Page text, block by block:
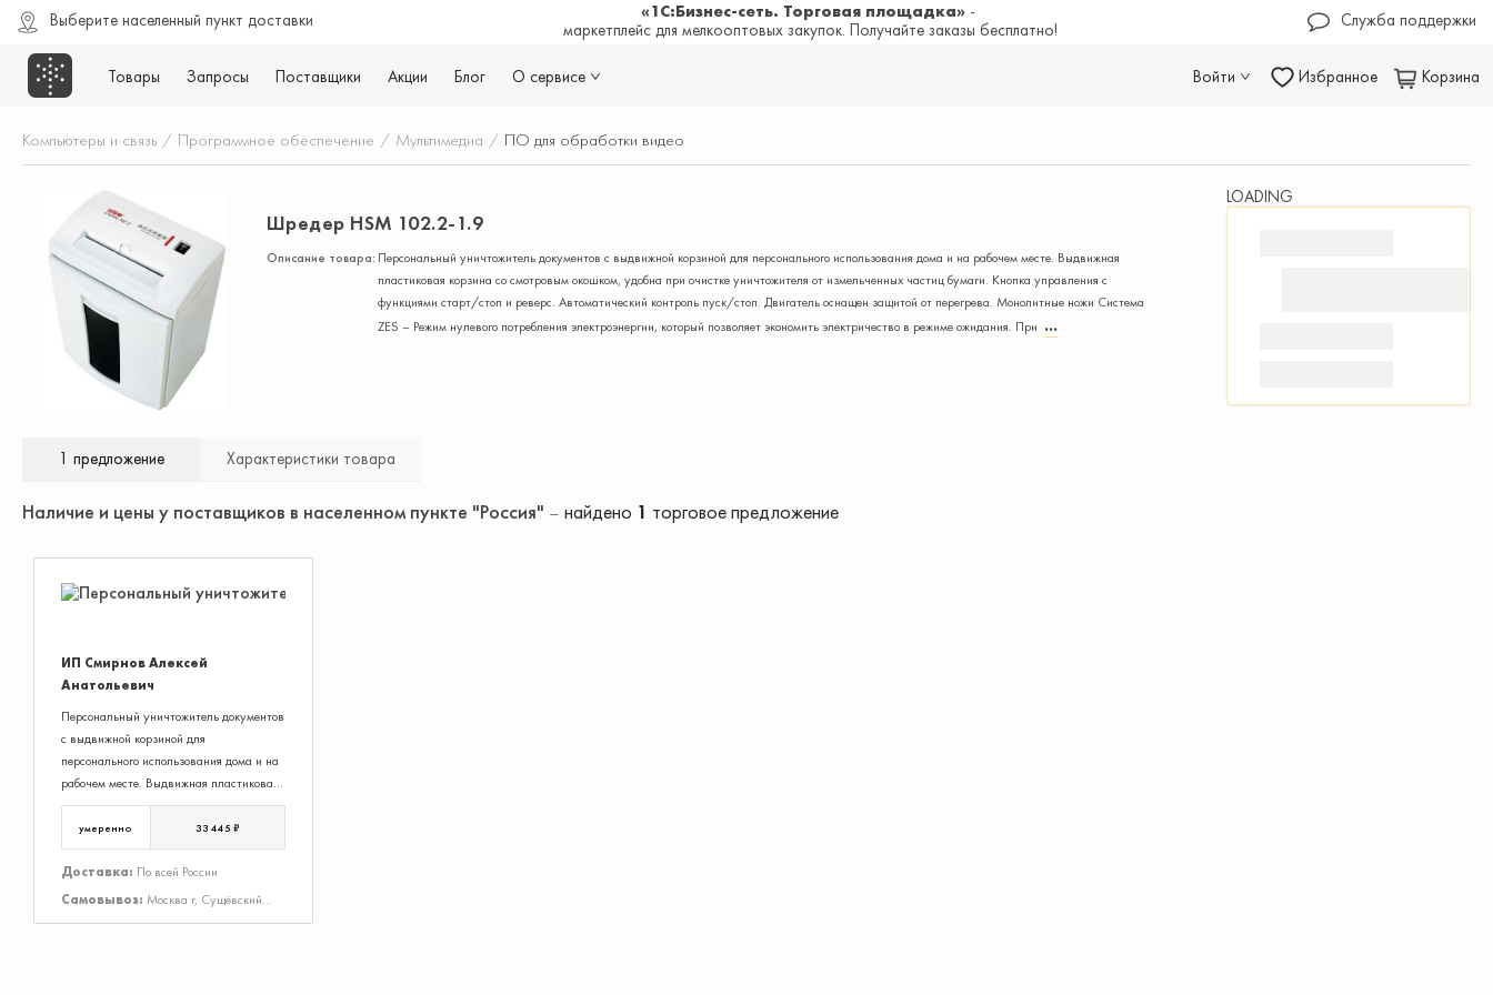
Выберите населенный пункт доставки «1С:Бизнес-сеть. Торговая площадка» -
маркетплейс для мелкооптовых закупок. Получайте заказы бесплатно!
Служба поддержки
Товары Запросы Поставщики Акции Блог О сервисе Войти Избранное Корзина
Компьютеры и связь / Программное обеспечение / Мультимедиа / ПО для обработки видео
Шредер HSM 102.2-1.9
Описание товара: Персональный уничтожитель документов с выдвижной корзиной для персонального использования дома и на рабочем месте. Выдвижная
пластиковая корзина со смотровым окошком, удобна при очистке уничтожителя от измельченных частиц бумаги. Кнопка управления с
функциями старт/стоп и реверс. Автоматический контроль пуск/стоп. Двигатель оснащен защитой от перегрева. Монолитные ножи Система
ZES – Режим нулевого потребления электроэнергии, который позволяет экономить электричество в режиме ожидания. При
1 предложение Характеристики товара
Наличие и цены у поставщиков в населенном пункте "Россия" найдено 1 торговое предложение
ИП Смирнов Алексей
Анатольевич
Персональный уничтожитель документов
с выдвижной корзиной для
персонального использования дома и на
рабочем месте. Выдвижная пластиковая
корзина со смотровым окошком, удобна
при очистке уничтожителя от
измельченных частиц бумаги. Кнопка
управления с функциями старт/стоп и
реверс. Автоматический контроль пуск/
умеренно 33 445 ₽
Доставка: По всей России
Самовывоз: Москва г, Сущёвский
Вал ул, Дом 43, Строение 3
LOADING